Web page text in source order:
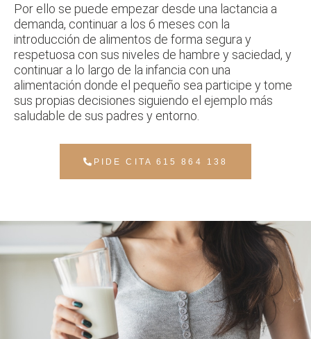
Por ello se puede empezar desde una lactancia a
demanda, continuar a los 6 meses con la
introducción de alimentos de forma segura y
respetuosa con sus niveles de hambre y saciedad, y
continuar a lo largo de la infancia con una
alimentación donde el pequeño sea participe y tome
sus propias decisiones siguiendo el ejemplo más
saludable de sus padres y entorno.
PIDE CITA 615 864 138